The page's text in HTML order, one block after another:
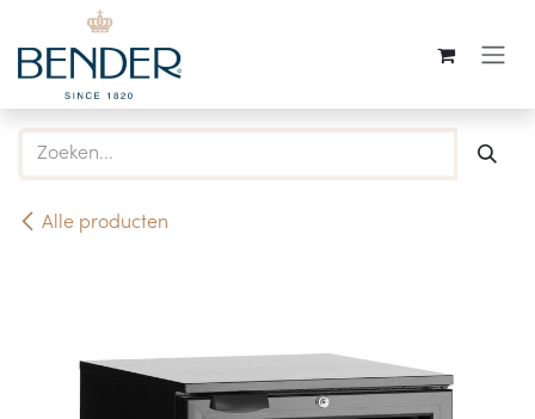
Overslaan naar inhoud
Alle producten